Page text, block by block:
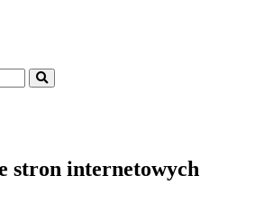
stron internetowych